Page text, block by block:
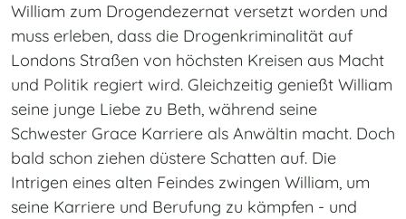
William zum Drogendezernat versetzt worden und
muss erleben, dass die Drogenkriminalität auf
Londons Straßen von höchsten Kreisen aus Macht
und Politik regiert wird. Gleichzeitig genießt William
seine junge Liebe zu Beth, während seine
Schwester Grace Karriere als Anwältin macht. Doch
bald schon ziehen düstere Schatten auf. Die
Intrigen eines alten Feindes zwingen William, um
seine Karriere und Berufung zu kämpfen - und